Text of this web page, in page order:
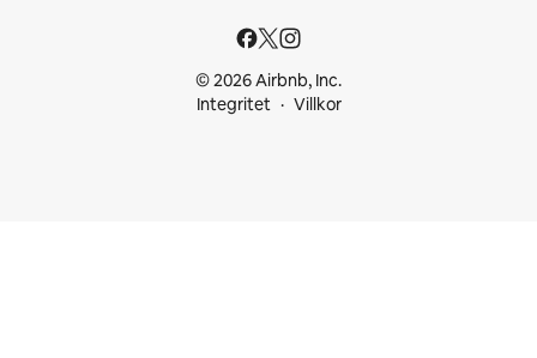
© 2026 Airbnb, Inc.
Integritet
Villkor